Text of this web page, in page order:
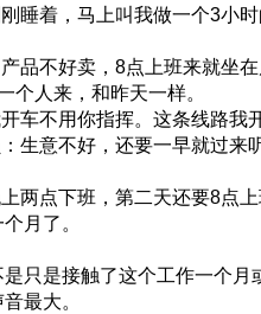
睡着，马上叫我做一个3小
品不好卖，8点上班来就坐
个人来，和昨天一样。
车不用你指挥。这条线路我
生意不好，还要一早就过来
两点下班，第二天还要8点
月了。
只是接触了这个工作一个月
最大。